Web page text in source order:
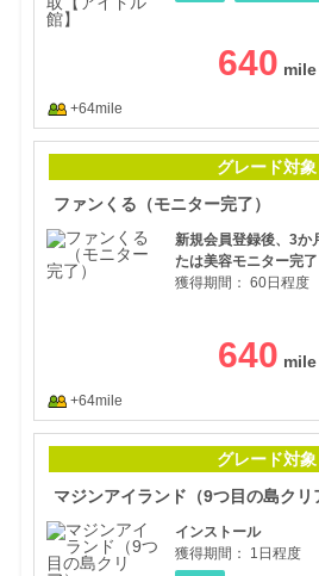
640
+64mile
グレード対象
ファンくる（モニター完了）
新規会員登録後、3か
たは美容モニター完了
獲得期間： 60日程度
640
+64mile
グレード対象
マジンアイランド（9つ目の島クリ
インストール
獲得期間：
1日程度